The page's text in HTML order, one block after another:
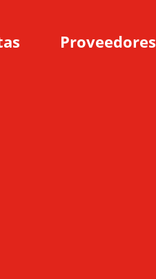
Proveedores